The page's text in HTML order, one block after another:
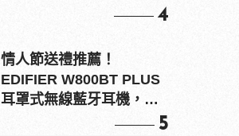
4
情人節送禮推薦！
EDIFIER W800BT PLUS
耳罩式無線藍牙耳機，在
5